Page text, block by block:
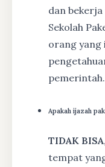
dan
Sekolah
orang yang
pemerintah.
Apakah ijazah
TIDAK BISA
tempat